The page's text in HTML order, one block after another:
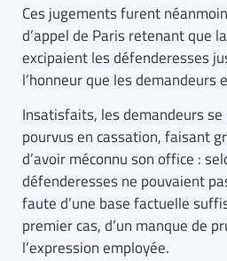
Ces jugements furent
d’appel de Paris retenant que
excipaient les défenderesses
l’honneur que les demandeurs
Insatisfaits, les demandeurs
pourvus en cassation, faisant
d’avoir méconnu son office :
défenderesses ne pouvaient
faute d’une base factuelle
premier cas, d’un manque de
l’expression employée.